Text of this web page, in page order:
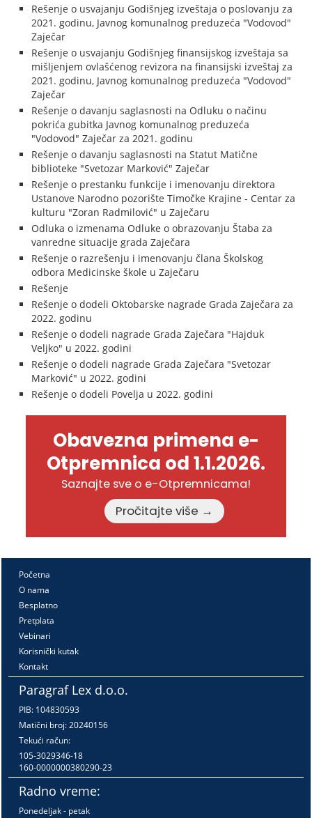
Rešenje o usvajanju Godišnjeg izveštaja o poslovanju za
2021. godinu, Javnog komunalnog preduzeća "Vodovod"
Zaječar
Rešenje o usvajanju Godišnjeg finansijskog izveštaja sa
mišljenjem ovlašćenog revizora na finansijski izveštaj za
2021. godinu, Javnog komunalnog preduzeća "Vodovod"
Zaječar
Rešenje o davanju saglasnosti na Odluku o načinu
pokrića gubitka Javnog komunalnog preduzeća
"Vodovod" Zaječar za 2021. godinu
Rešenje o davanju saglasnosti na Statut Matične
biblioteke "Svetozar Marković" Zaječar
Rešenje o prestanku funkcije i imenovanju direktora
Ustanove Narodno pozorište Timočke Krajine - Centar za
kulturu "Zoran Radmilović" u Zaječaru
Odluka o izmenama Odluke o obrazovanju Štaba za
vanredne situacije grada Zaječara
Rešenje o razrešenju i imenovanju člana Školskog
odbora Medicinske škole u Zaječaru
Rešenje
Rešenje o dodeli Oktobarske nagrade Grada Zaječara za
2022. godinu
Rešenje o dodeli nagrade Grada Zaječara "Hajduk
Veljko" u 2022. godini
Rešenje o dodeli nagrade Grada Zaječara "Svetozar
Marković" u 2022. godini
Rešenje o dodeli Povelja u 2022. godini
Obavezna primena e-
Otpremnica od 1.1.2026.
Saznajte sve o e-Otpremnicama!
Pročitajte više →
Početna
O nama
Besplatno
Pretplata
Vebinari
Korisnički kutak
Kontakt
Paragraf Lex d.o.o.
PIB: 104830593
Matični broj: 20240156
Tekući račun:
105-3029346-18
160-0000000380290-23
Radno vreme:
Ponedeljak - petak